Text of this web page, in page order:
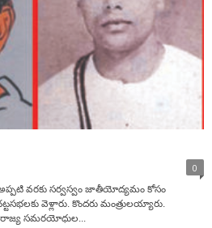
0
వరకు సర్వస్వం జాతీయోద్యమం కోసం
వెళ్లారు. కొందరు మంత్రులయ్యారు.
సమరయోధుల...